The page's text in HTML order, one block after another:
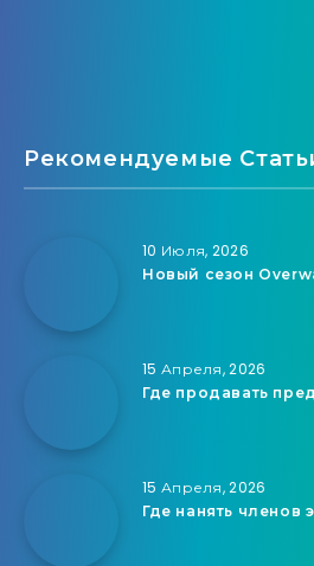
Рекомендуемые
10 Июля, 2026
Новый сезон
15 Апреля, 2026
Где продавать
15 Апреля, 2026
Где нанять членов